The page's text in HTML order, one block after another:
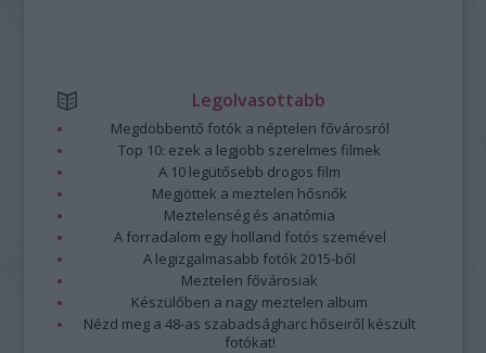
Legolvasottabb
Megdöbbentő fotók a néptelen fővárosról
Top 10: ezek a legjobb szerelmes filmek
A 10 legütősebb drogos film
Megjöttek a meztelen hősnők
Meztelenség és anatómia
A forradalom egy holland fotós szemével
A legizgalmasabb fotók 2015-ből
Meztelen fővárosiak
Készülőben a nagy meztelen album
Nézd meg a 48-as szabadságharc hőseiről készült
fotókat!